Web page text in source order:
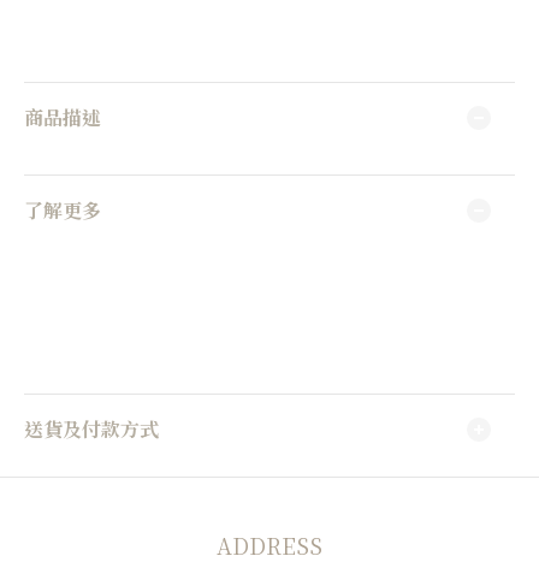
商品描述
了解更多
送貨及付款方式
ADDRESS